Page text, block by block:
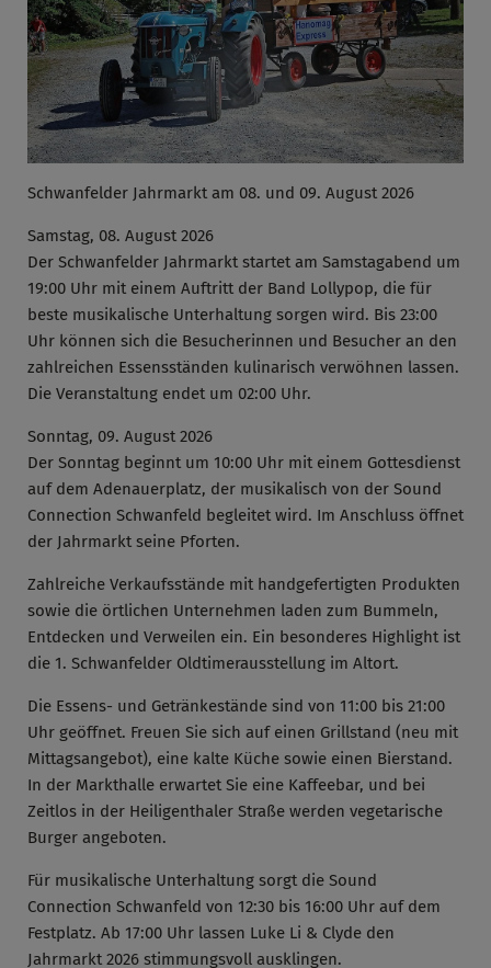
Schwanfelder Jahrmarkt am 08. und 09. August 2026
Samstag, 08. August 2026
Der Schwanfelder Jahrmarkt startet am Samstagabend um
19:00 Uhr mit einem Auftritt der Band Lollypop, die für
beste musikalische Unterhaltung sorgen wird. Bis 23:00
Uhr können sich die Besucherinnen und Besucher an den
zahlreichen Essensständen kulinarisch verwöhnen lassen.
Die Veranstaltung endet um 02:00 Uhr.
Sonntag, 09. August 2026
Der Sonntag beginnt um 10:00 Uhr mit einem Gottesdienst
auf dem Adenauerplatz, der musikalisch von der Sound
Connection Schwanfeld begleitet wird. Im Anschluss öffnet
der Jahrmarkt seine Pforten.
Zahlreiche Verkaufsstände mit handgefertigten Produkten
sowie die örtlichen Unternehmen laden zum Bummeln,
Entdecken und Verweilen ein. Ein besonderes Highlight ist
die 1. Schwanfelder Oldtimerausstellung im Altort.
Die Essens- und Getränkestände sind von 11:00 bis 21:00
Uhr geöffnet. Freuen Sie sich auf einen Grillstand (neu mit
Mittagsangebot), eine kalte Küche sowie einen Bierstand.
In der Markthalle erwartet Sie eine Kaffeebar, und bei
Zeitlos in der Heiligenthaler Straße werden vegetarische
Burger angeboten.
Für musikalische Unterhaltung sorgt die Sound
Connection Schwanfeld von 12:30 bis 16:00 Uhr auf dem
Festplatz. Ab 17:00 Uhr lassen Luke Li & Clyde den
Jahrmarkt 2026 stimmungsvoll ausklingen.